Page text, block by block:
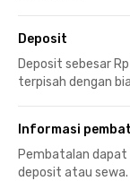
Deposit
Deposit sebesar
terpisah dengan
Informasi
Pembatalan dapat
deposit atau sewa.